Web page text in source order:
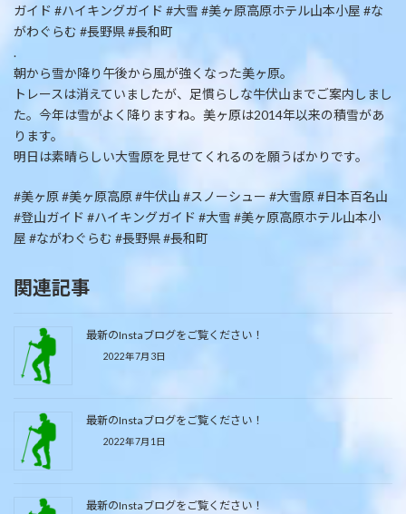
.
朝から雪か降り午後から風が強くなった美ヶ原。
トレースは消えていましたが、足慣らしな牛伏山までご案内しまし
た。今年は雪がよく降りますね。美ヶ原は2014年以来の積雪があ
ります。
明日は素晴らしい大雪原を見せてくれるのを願うばかりです。
#美ヶ原 #美ヶ原高原 #牛伏山 #スノーシュー #大雪原 #日本百名山
#登山ガイド #ハイキングガイド #大雪 #美ヶ原高原ホテル山本小
屋 #ながわぐらむ #長野県 #長和町
関連記事
最新のInstaブログをご覧ください！
2022年7月3日
最新のInstaブログをご覧ください！
2022年7月1日
最新のInstaブログをご覧ください！